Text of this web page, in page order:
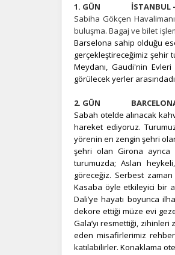
1. GÜN İSTANBUL –
Sabiha Gökçen
buluşma. Bagaj ve bilet
Barselona sahip olduğu
gerçekleştireceğimiz şehir
Meydanı, Gaudi'nin
görülecek yerler
2. GÜN
Sabah otelde alınacak
hareket ediyoruz.
yörenin en zengin şehri
şehri olan Girona ayrıca
turumuzda; Aslan
göreceğiz. Serbest zaman
Kasaba öyle etkileyici bir
Dali’ye hayatı boyunca
dekore ettiği müze evi
Gala’yı resmettiği,
eden misafirlerimiz
katılabilirler. Konaklama